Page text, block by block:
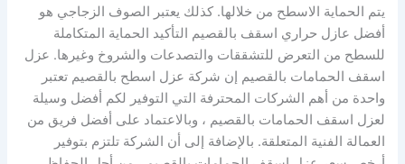
يتم الحماية الاسطح من خلالها. كذلك يعتبر الصوف الزجاجي هو
أفضل عازل حراري اسقف بالقصيم التأكيد الحماية المتكاملة
للسطح من التعرض للتشققات والتصدعات والشروخ وغيرها. عزل
اسقف الحمامات بالقصيم إن شركة عزل اسطح بالقصيم تعتبر
واحدة من أهم الشركات المحترفة التي التوفير لكم أفضل وسيلة
لعزل اسقف الحمامات بالقصيم ، وبالاعتماد على أفضل فريق من
العمالة الفنية المتعلقة. بالإضافة إلى أن الشركة تلتزم بتوفير